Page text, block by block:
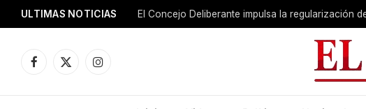
ULTIMAS NOTICIAS El Concejo Deliberante impulsa la regularización
Facebook
X
Instagram